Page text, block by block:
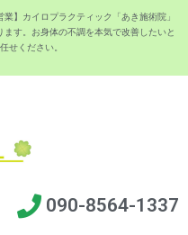
】カイロプラクティック「あき施術院」
す。お身体の不調を本気で改善したいと
せください。
090-8564-1337